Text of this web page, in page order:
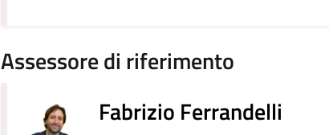
Assessore di riferimento
Fabrizio Ferrandelli